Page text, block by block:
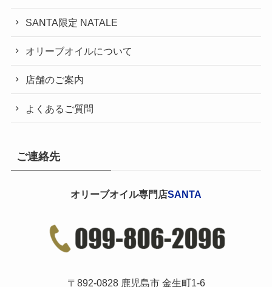
SANTA限定 NATALE
オリーブオイルについて
店舗のご案内
よくあるご質問
ご連絡先
オリーブオイル専門店SANTA
〒892-0828 鹿児島市 金生町1-6